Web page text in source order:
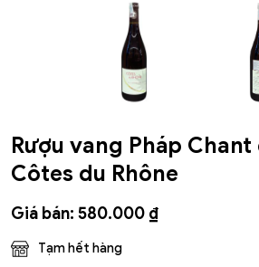
Rượu vang Pháp Chant
Côtes du Rhône
Giá bán: 580.000 ₫
Tạm hết hàng